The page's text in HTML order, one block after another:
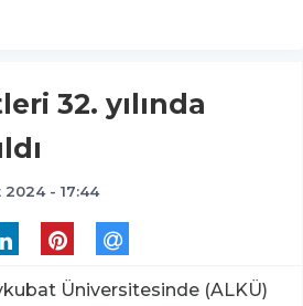
32. yılında
2024 - 17:44
Üniversitesinde (ALKÜ)